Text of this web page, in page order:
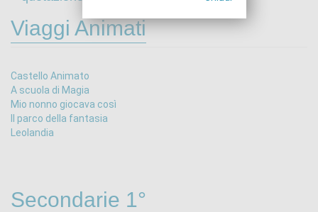
Viaggi Animati
Castello Animato
A scuola di Magia
Mio nonno giocava così
Il parco della fantasia
Leolandia
Secondarie 1°